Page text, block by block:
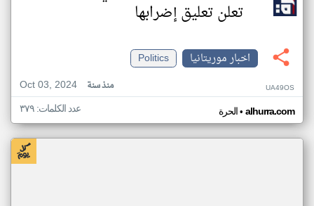
تعلن تعليق إضرابها
اخبار موريتانيا
Politics
Oct 03, 2024
منذ سنة UA49OS
الحرة• alhurra.com عدد الكلمات: ٣٧٩